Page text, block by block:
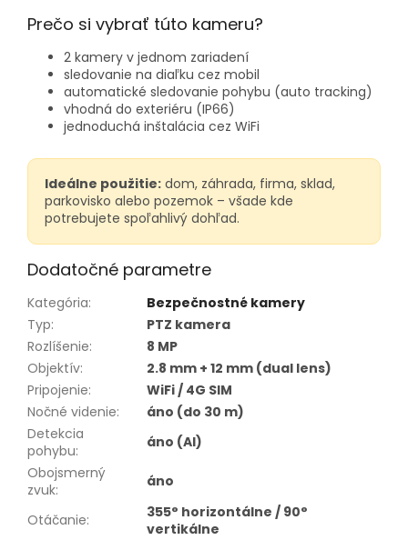
Prečo si vybrať túto kameru?
2 kamery v jednom zariadení
sledovanie na diaľku cez mobil
automatické sledovanie pohybu (auto tracking)
vhodná do exteriéru (IP66)
jednoduchá inštalácia cez WiFi
Ideálne použitie: dom, záhrada, firma, sklad,
parkovisko alebo pozemok – všade kde
potrebujete spoľahlivý dohľad.
Dodatočné parametre
Kategória:
Bezpečnostné kamery
Typ:
PTZ kamera
Rozlíšenie:
8 MP
Objektív:
2.8 mm + 12 mm (dual lens)
Pripojenie:
WiFi / 4G SIM
Nočné videnie:
áno (do 30 m)
Detekcia
pohybu:
áno (AI)
Obojsmerný
zvuk: áno
Otáčanie:
355° horizontálne / 90°
vertikálne